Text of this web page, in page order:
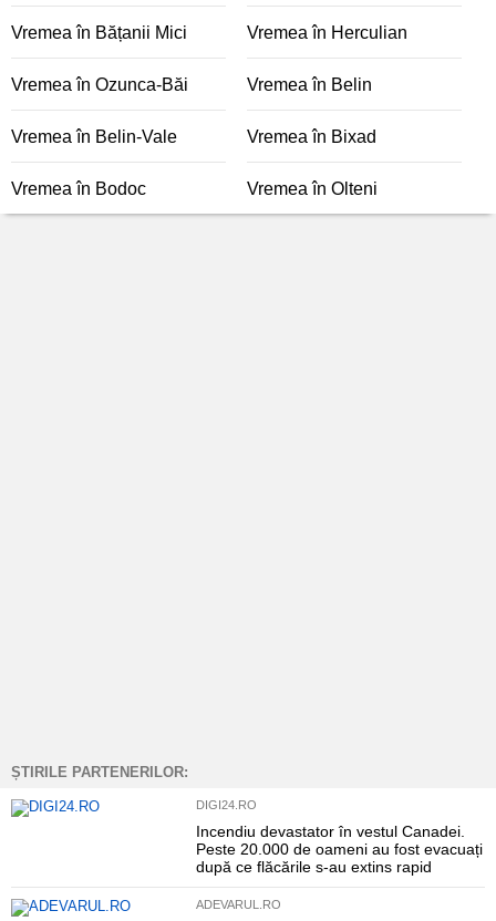
Vremea în Bățanii Mici Vremea în Herculian
Vremea în Ozunca-Băi Vremea în Belin
Vremea în Belin-Vale Vremea în Bixad
Vremea în Bodoc Vremea în Olteni
ȘTIRILE PARTENERILOR:
DIGI24.RO
Incendiu devastator în vestul Canadei.
Peste 20.000 de oameni au fost evacuați
după ce flăcările s-au extins rapid
ADEVARUL.RO